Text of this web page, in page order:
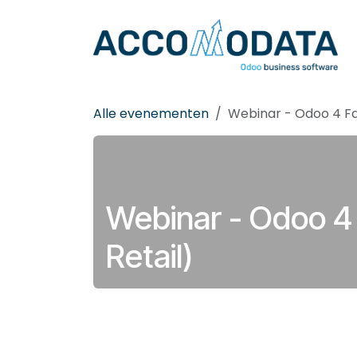
Alle evenementen Webinar - Odoo 4
Webinar - Odoo
Retail)